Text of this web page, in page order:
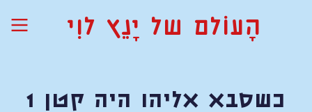
הָעוֹלם של יָנֵץ לוִי
כשסבא אליהו היה קטן 1